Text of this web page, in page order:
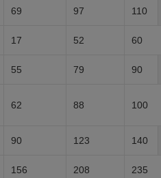
69 97 110
17 52 60
55 79 90
62 88 100
90 123 140
156 208 235